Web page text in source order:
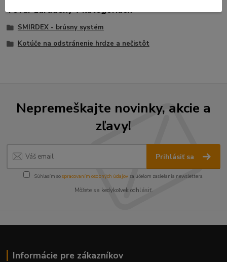
Tovar zaradený v kategóriách
SMIRDEX - brúsny systém
Kotúče na odstránenie hrdze a nečistôt
Nepremeškajte novinky, akcie a
zľavy!
Prihlásiť sa
Súhlasím sospracovaním osobných údajov za účelom zasielania newslettera.
Môžete sa kedykoľvek odhlásiť.
Informácie pre zákazníkov